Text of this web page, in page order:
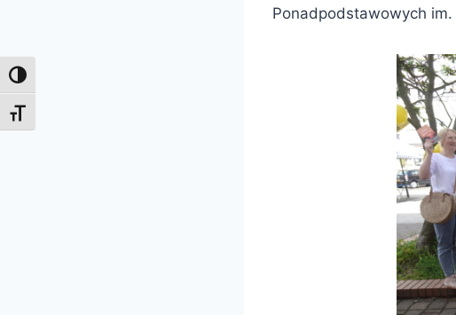
Toggle High Contrast
Toggle Font size
Ponadpodstawowych